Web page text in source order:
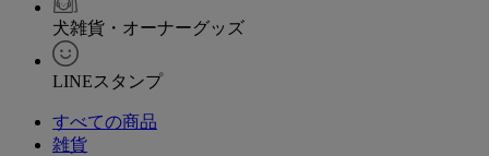
犬雑貨・オーナーグッズ
LINEスタンプ
すべての商品
雑貨